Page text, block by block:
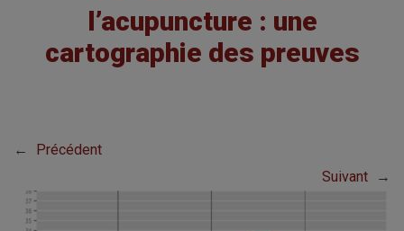
l’acupuncture : une
cartographie des preuves
←
Précédent
Suivant
→